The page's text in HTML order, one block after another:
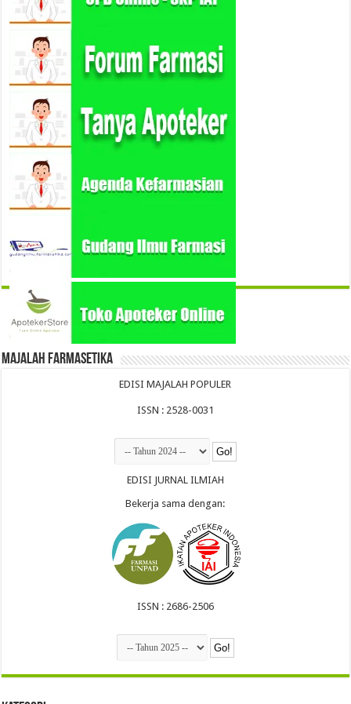
Majalah Farmasetika
EDISI MAJALAH POPULER
ISSN : 2528-0031
EDISI JURNAL ILMIAH
Bekerja sama dengan:
ISSN : 2686-2506